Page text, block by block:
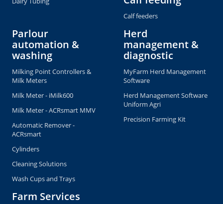
Calf feeders
Parlour
automation &
washing
Milking Point Controllers &
Milk Meters
Milk Meter - iMilk600
Milk Meter - ACRsmart MMV
Automatic Remover -
ACRsmart
Cylinders
Cleaning Solutions
Wash Cups and Trays
Herd
management &
diagnostic
MyFarm Herd Management
Software
Herd Management Software
Uniform Agri
Precision Farming Kit
Farm Services